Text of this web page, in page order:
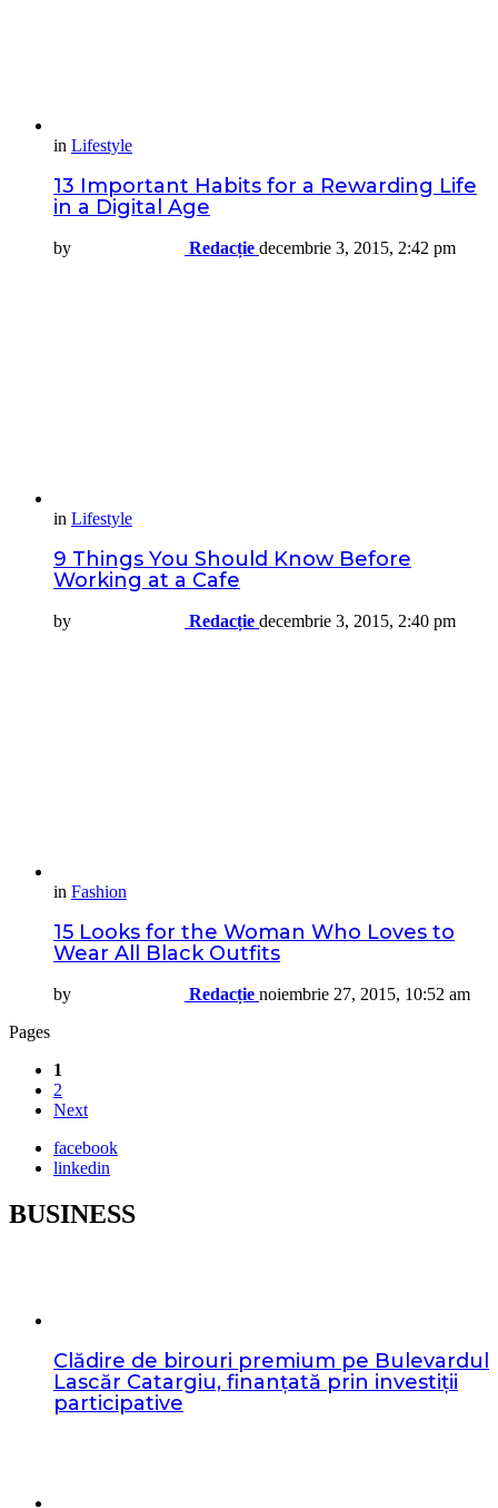
in Lifestyle
13 Important Habits for a Rewarding Life
in a Digital Age
by Redacție decembrie 3, 2015, 2:42 pm
in Lifestyle
9 Things You Should Know Before
Working at a Cafe
by Redacție decembrie 3, 2015, 2:40 pm
in Fashion
15 Looks for the Woman Who Loves to
Wear All Black Outfits
by Redacție noiembrie 27, 2015, 10:52 am
Pages
1
2
Next
facebook
linkedin
BUSINESS
Clădire de birouri premium pe Bulevardul
Lascăr Catargiu, finanțată prin investiții
participative